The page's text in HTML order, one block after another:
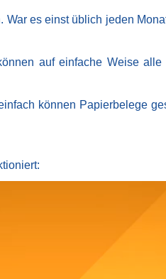
es einst üblich jeden
auf einfache Weise
können Papierbelege